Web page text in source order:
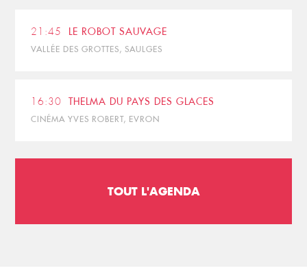
21:45 LE ROBOT SAUVAGE
VALLÉE DES GROTTES, SAULGES
16:30 THELMA DU PAYS DES GLACES
CINÉMA YVES ROBERT, EVRON
TOUT L'AGENDA